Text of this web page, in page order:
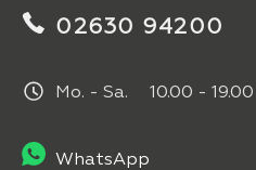
02630 94200
Mo. - Sa. 10.00 - 19.00
WhatsApp